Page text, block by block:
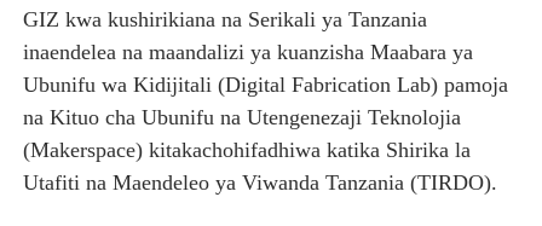
GIZ kwa kushirikiana na Serikali ya Tanzania
inaendelea na maandalizi ya kuanzisha Maabara ya
Ubunifu wa Kidijitali (Digital Fabrication Lab) pamoja
na Kituo cha Ubunifu na Utengenezaji Teknolojia
(Makerspace) kitakachohifadhiwa katika Shirika la
Utafiti na Maendeleo ya Viwanda Tanzania (TIRDO).